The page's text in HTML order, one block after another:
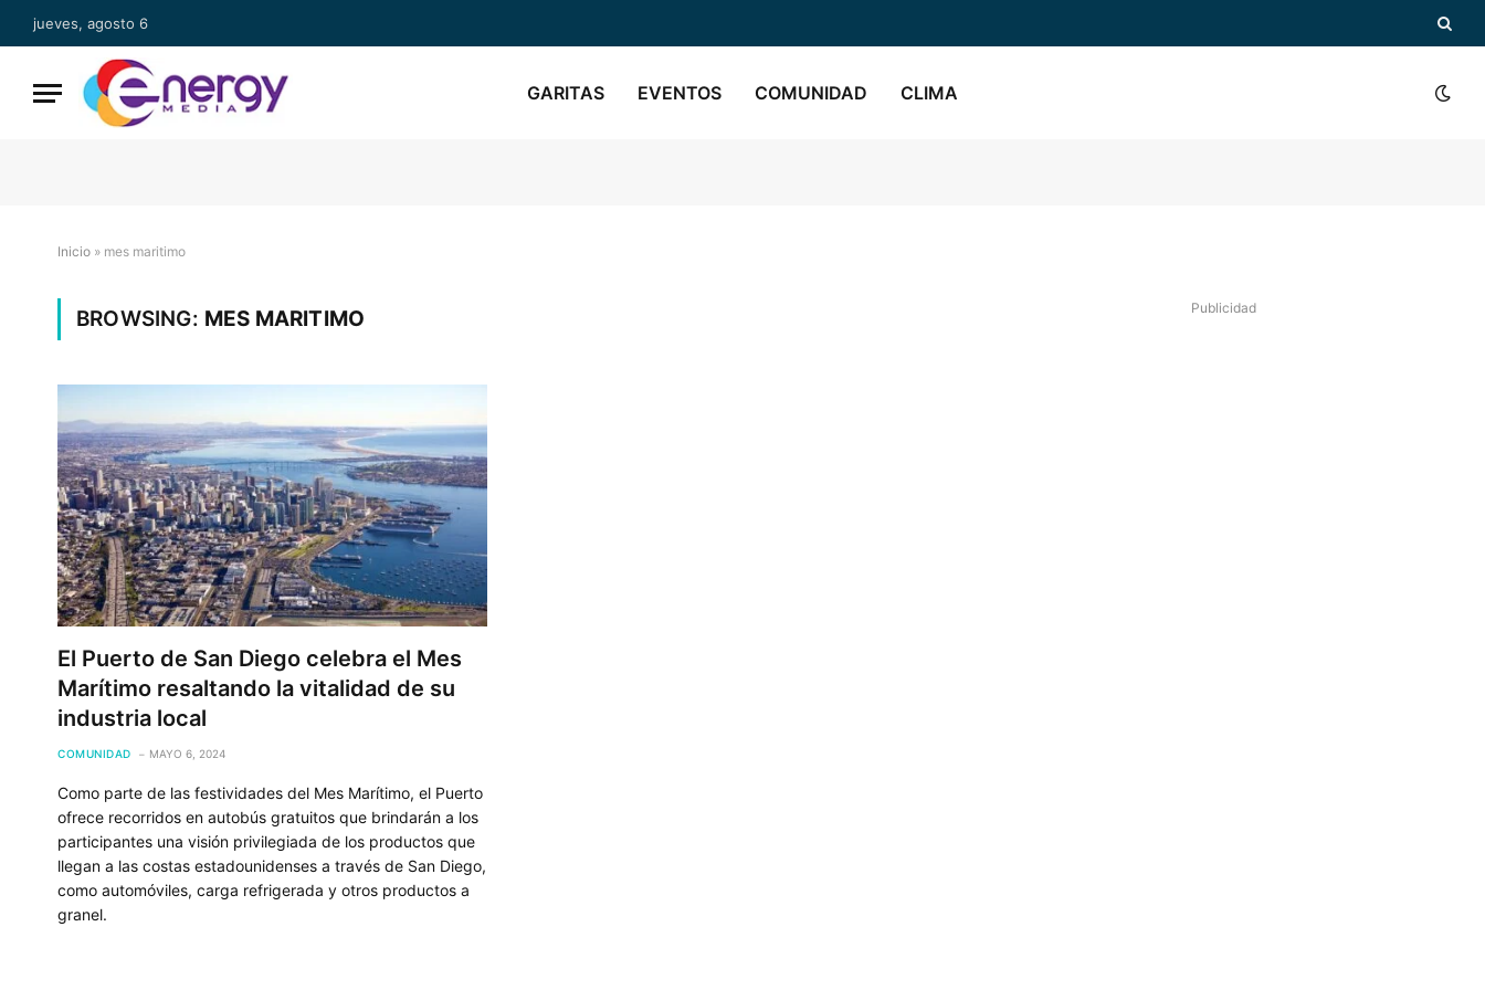
jueves, agosto 6
GARITAS EVENTOS COMUNIDAD CLIMA
Inicio » mes maritimo
BROWSING: MES MARITIMO
El Puerto de San Diego celebra el Mes
Marítimo resaltando la vitalidad de su
industria local
COMUNIDAD MAYO 6, 2024
Como parte de las festividades del Mes Marítimo, el Puerto
ofrece recorridos en autobús gratuitos que brindarán a los
participantes una visión privilegiada de los productos que
llegan a las costas estadounidenses a través de San Diego,
como automóviles, carga refrigerada y otros productos a
granel.
Publicidad